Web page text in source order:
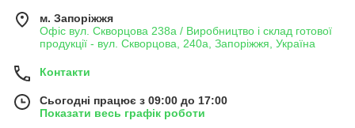
м. Запоріжжя
Офіс вул. Скворцова 238а / Виробництво і склад готової
продукції - вул. Скворцова, 240а, Запоріжжя, Україна
Контакти
Сьогодні працює з 09:00 до 17:00
Показати весь графік роботи